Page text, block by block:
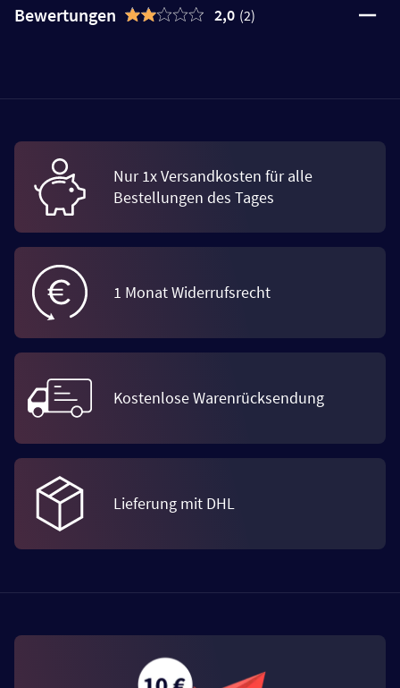
Bewertungen 2,0 (2)
Nur 1x Versandkosten für alle
Bestellungen des Tages
1 Monat Widerrufsrecht
Kostenlose Warenrücksendung
Lieferung mit DHL